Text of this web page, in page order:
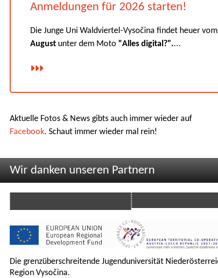
Anmeldungen für 2026 starten!
Die Junge Uni Waldviertel-Vysočina findet heuer
August unter dem Moto "Alles digital?"....
Aktuelle Fotos & News gibts auch immer wieder auf
Facebook. Schaut immer wieder mal rein!
Wir danken unseren Partnern
Die grenzüberschreitende Jugenduniversität
Region Vysočina.